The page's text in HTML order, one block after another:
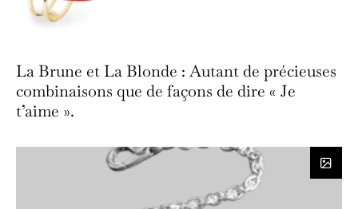
La Brune et La Blonde : Autant de précieuses
combinaisons que de façons de dire « Je
t’aime ».